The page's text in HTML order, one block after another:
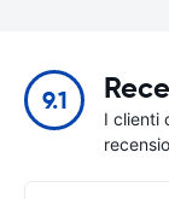
9.1
I clienti